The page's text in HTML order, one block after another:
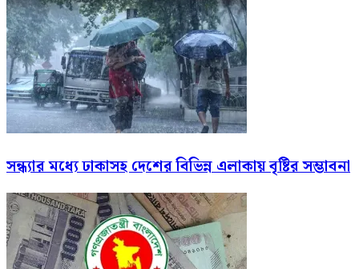
সন্ধ্যার মধ্যে ঢাকাসহ দেশের বিভিন্ন এলাকায় বৃষ্টির সম্ভাবনা